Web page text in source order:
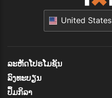
United States
ລະຫັດໂປຣໂມຊັນ
ລົງທະບຽນ
ປຶ້ມກິລາ